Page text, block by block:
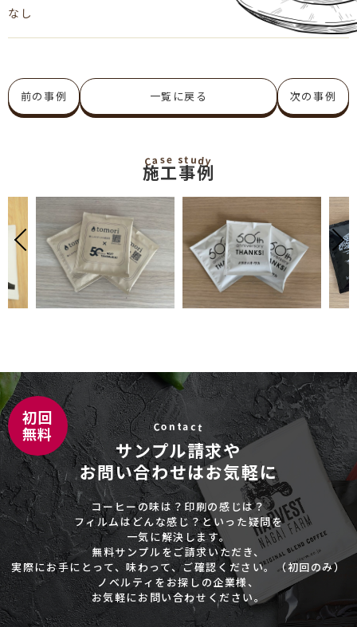
なし
前の事例 一覧に戻る 次の事例
Case st udy
施工事例
Con tact
サンプル請求や
お問い合わせはお気軽に
コーヒーの味は？印刷の感じは？
フィルムはどんな感じ？といった疑問を
一気に解決します。
無料サンプルをご請求いただき、
実際にお手にとって、味わって、ご確認ください。（初回のみ）
ノベルティをお探しの企業様、
お気軽にお問い合わせください。